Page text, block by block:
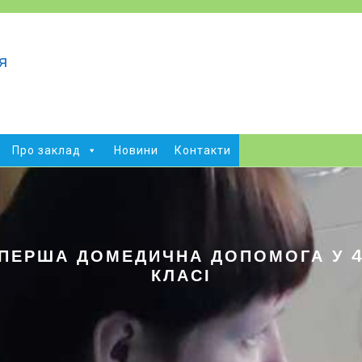
Про заклад Новини Контакти
ДОМЕДИЧНА ДОПОМОГА У
КЛАСІ